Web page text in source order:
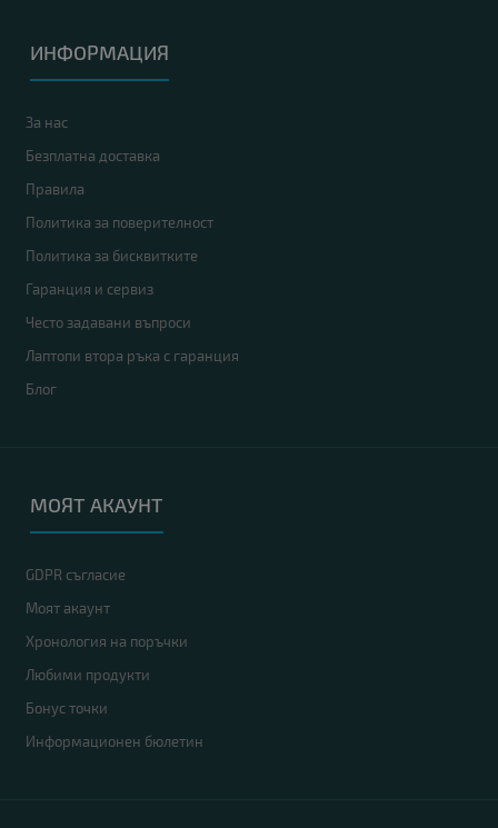
ИНФОРМАЦИЯ
За нас
Безплатна доставка
Правила
Политика за поверителност
Политика за бисквитките
Гаранция и сервиз
Често задавани въпроси
Лаптопи втора ръка с гаранция
Блог
МОЯТ АКАУНТ
GDPR съгласие
Моят акаунт
Хронология на поръчки
Любими продукти
Бонус точки
Информационен бюлетин